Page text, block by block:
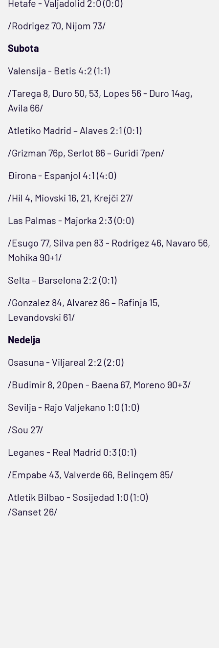
Hetafe - Valjadolid 2:0 (0:0)
/Rodrigez 70, Nijom 73/
Subota
Valensija - Betis 4:2 (1:1)
/Tarega 8, Duro 50, 53, Lopes 56 - Duro 14ag,
Avila 66/
Atletiko Madrid – Alaves 2:1 (0:1)
/Grizman 76p, Serlot 86 – Guridi 7pen/
Đirona - Espanjol 4:1 (4:0)
/Hil 4, Miovski 16, 21, Krejči 27/
Las Palmas - Majorka 2:3 (0:0)
/Esugo 77, Silva pen 83 - Rodrigez 46, Navaro 56,
Mohika 90+1/
Selta – Barselona 2:2 (0:1)
/Gonzalez 84, Alvarez 86 – Rafinja 15,
Levandovski 61/
Nedelja
Osasuna - Viljareal 2:2 (2:0)
/Budimir 8, 20pen - Baena 67, Moreno 90+3/
Sevilja - Rajo Valjekano 1:0 (1:0)
/Sou 27/
Leganes - Real Madrid 0:3 (0:1)
/Empabe 43, Valverde 66, Belingem 85/
Atletik Bilbao - Sosijedad 1:0 (1:0)
/Sanset 26/